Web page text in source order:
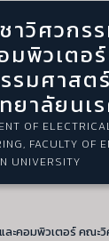
าวิศวกร
มพิวเตอ
รมศาสตร์
ยาลัยนเ
OF
FACULTY OF
UNIVERSITY
ละคอมพิวเตอร์ คณะ